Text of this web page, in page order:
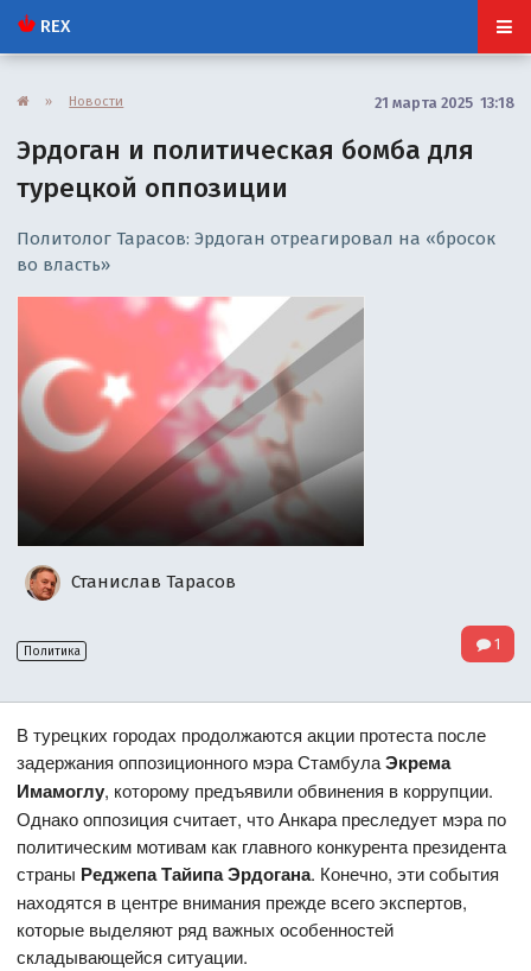
REX
» Новости 21 марта 2025 13:18
Эрдоган и политическая бомба для
турецкой оппозиции
Политолог Тарасов: Эрдоган отреагировал на «бросок
во власть»
Станислав Тарасов
Политика 1
В турецких городах продолжаются акции протеста после
задержания оппозиционного мэра СтамбулаЭкрема
Имамоглу, которому предъявили обвинения в коррупции.
Однако оппозиция считает, что Анкара преследует мэра по
политическим мотивам как главного конкурента президента
страны Реджепа Тайипа Эрдогана. Конечно, эти события
находятся в центре внимания прежде всего экспертов,
которые выделяют ряд важных особенностей
складывающейся ситуации.